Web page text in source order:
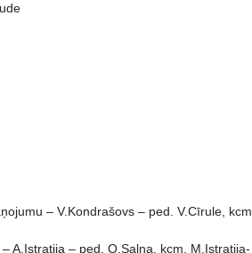
– V.Kondrašovs – ped. V.Cīrule, kcm.
A.Istratija – ped. O.Salna, kcm. M.Istratija-